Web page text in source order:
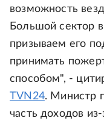
возможность
Большой сектор
призываем его
принимать
способом", -
TVN24. Министр
часть доходов